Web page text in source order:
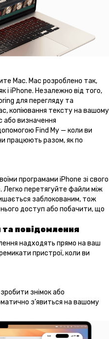
Mac. Mac розроблено так,
і iPhone. Незалежно від того,
для перегляду та
копіювання тексту на вашому
або визначення
Find My — коли ви
працюють разом, як по
програмами iPhone зі свого
Легко перетягуйте файли між
заблокованим, тож
доступ або побачити, що
та повідомлення
надходять прямо на ваш
пристрої, коли ви
знімок або
з’явиться на вашому